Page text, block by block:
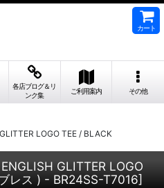
カート
各店ブログ＆リ
ンク集
ご利用案内 その他
LOGO TEE / BLACK
GLITTER LOGO
レス ) - BR24SS-T7016]